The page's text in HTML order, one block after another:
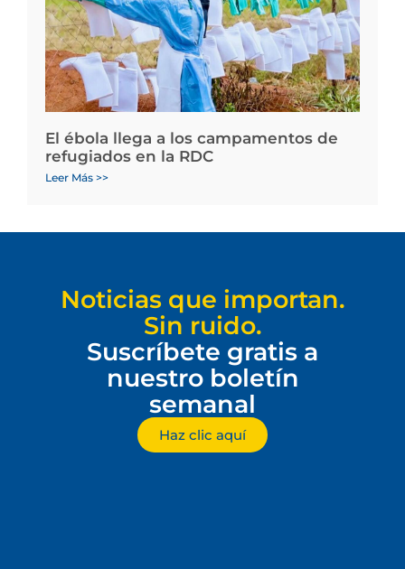
El ébola llega a los campamentos de
refugiados en la RDC
Leer Más >>
Noticias que importan.
Sin ruido.
Suscríbete gratis a
nuestro boletín
semanal
Haz clic aquí